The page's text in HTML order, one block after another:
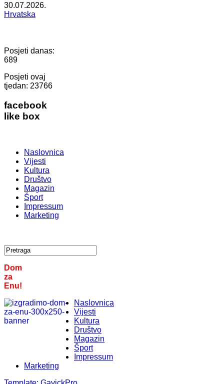
30.07.2026.
Hrvatska
Posjeti danas:
689
Posjeti ovaj
tjedan: 23766
facebook
like box
Naslovnica
Vijesti
Kultura
Društvo
Magazin
Šport
Impressum
Marketing
Dom
za
Enu!
Naslovnica
Vijesti
Kultura
Društvo
Magazin
Šport
Impressum
Marketing